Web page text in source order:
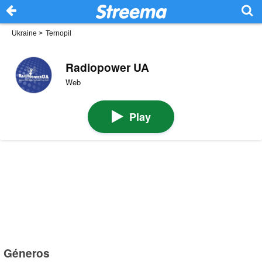
Ukraine > Ternopil
Radiopower UA
Web
Play
Géneros